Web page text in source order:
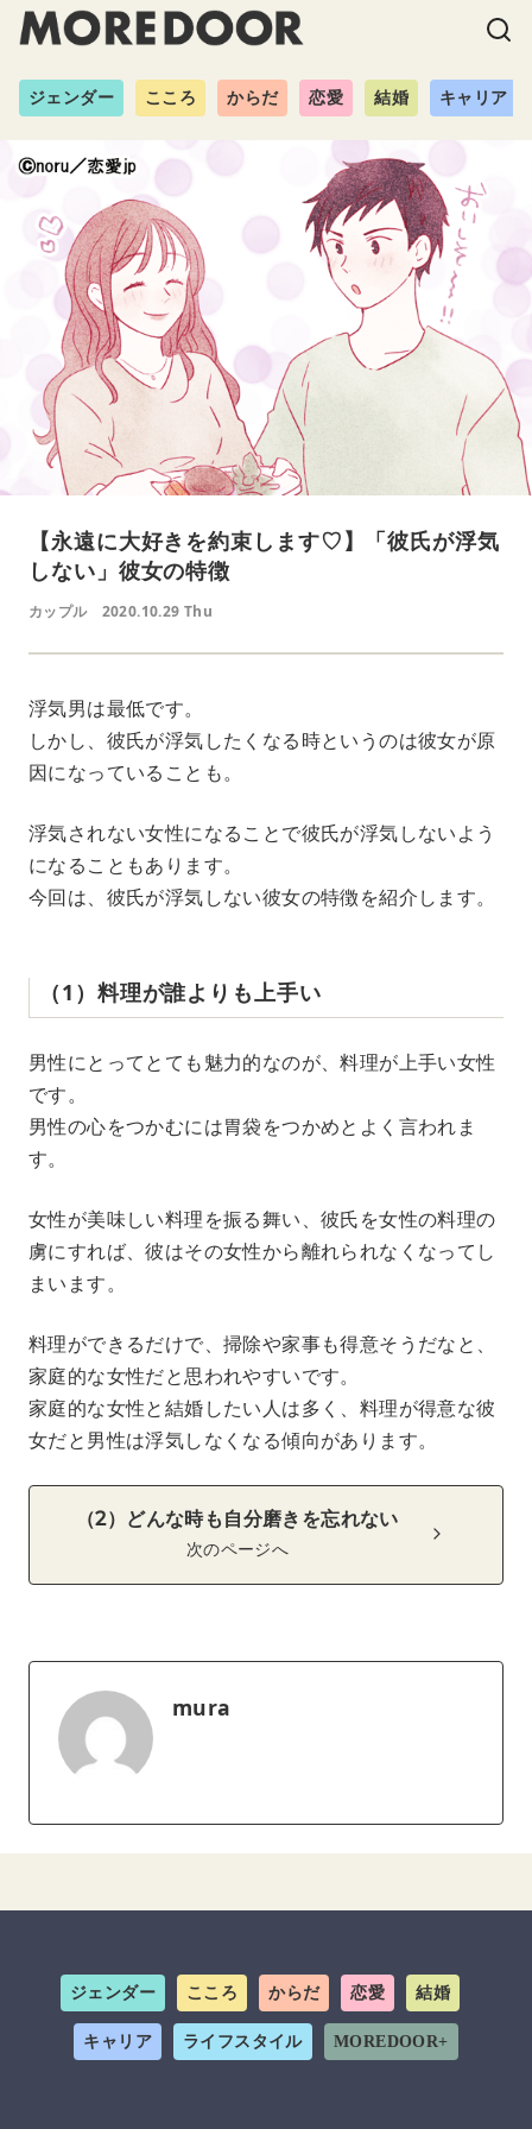
ジェンダー こころ からだ 恋愛 結婚 キャリア
【永遠に大好きを約束します♡】「彼氏が浮気
しない」彼女の特徴
カップル 2020.10.29 Thu
浮気男は最低です。
しかし、彼氏が浮気したくなる時というのは彼女が原
因になっていることも。
浮気されない女性になることで彼氏が浮気しないよう
になることもあります。
今回は、彼氏が浮気しない彼女の特徴を紹介します。
（1）料理が誰よりも上手い
男性にとってとても魅力的なのが、料理が上手い女性
です。
男性の心をつかむには胃袋をつかめとよく言われま
す。
女性が美味しい料理を振る舞い、彼氏を女性の料理の
虜にすれば、彼はその女性から離れられなくなってし
まいます。
料理ができるだけで、掃除や家事も得意そうだなと、
家庭的な女性だと思われやすいです。
家庭的な女性と結婚したい人は多く、料理が得意な彼
女だと男性は浮気しなくなる傾向があります。
（2）どんな時も自分磨きを忘れない
次のページへ
mura
ジェンダー こころ からだ 恋愛 結婚
キャリア ライフスタイル MOREDOOR+